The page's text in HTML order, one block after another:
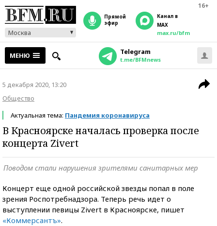
16+
Москва
прямой
эфир
Канал в
MAX
max.ru/bfm
МЕНЮ Telegram
t.me/BFMnews
5 декабря 2020, 13:20
Общество
Актуальная тема: Пандемия коронавируса
В Красноярске началась проверка после
концерта Zivert
Поводом стали нарушения зрителями санитарных мер
Концерт еще одной российской звезды попал в поле
зрения Роспотребнадзора. Теперь речь идет о
выступлении певицы Zivert в Красноярске, пишет
«Коммерсантъ».